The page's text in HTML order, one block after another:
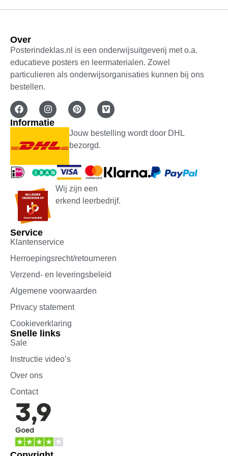
Over
Posterindeklas.nl is een onderwijsuitgeverij met o.a.
educatieve posters en leermaterialen. Zowel
particulieren als onderwijsorganisaties kunnen bij ons
bestellen.
Informatie
Jouw bestelling wordt door DHL
bezorgd.
Wij zijn een
erkend leerbedrijf.
Service
Klantenservice
Herroepingsrecht/retourneren
Verzend- en leveringsbeleid
Algemene voorwaarden
Privacy statement
Cookieverklaring
Snelle links
Sale
Instructie video’s
Over ons
Contact